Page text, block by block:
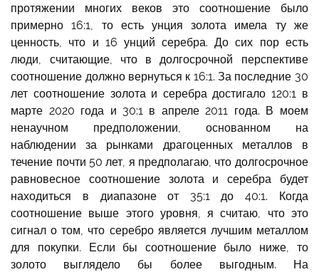
протяжении многих веков это соотношение было
примерно 16:1, то есть унция золота имела ту же
ценность, что и 16 унций серебра. До сих пор есть
люди, считающие, что в долгосрочной перспективе
соотношение должно вернуться к 16:1. За последние 30
лет соотношение золота и серебра достигало 120:1 в
марте 2020 года и 30:1 в апреле 2011 года. В моем
ненаучном предположении, основанном на
наблюдении за рынками драгоценных металлов в
течение почти 50 лет, я предполагаю, что долгосрочное
равновесное соотношение золота и серебра будет
находиться в диапазоне от 35:1 до 40:1. Когда
соотношение выше этого уровня, я считаю, что это
сигнал о том, что серебро является лучшим металлом
для покупки. Если бы соотношение было ниже, то
золото выглядело бы более выгодным. На